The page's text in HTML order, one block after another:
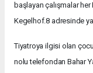
başlayan çalışmalar
Kegelhof.8 adresinde
Tiyatroya ilgisi olan
nolu telefondan Bahar